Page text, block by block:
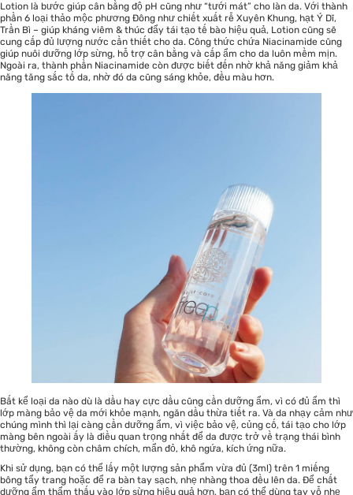
Lotion là bước giúp cân bằng độ pH cũng như “tưới mát” cho làn da. Với thành
phần 6 loại thảo mộc phương Đông như chiết xuất rễ Xuyên Khung, hạt Ý Dĩ,
Trần Bì – giúp kháng viêm & thúc đẩy tái tạo tế bào hiệu quả, Lotion cũng sẽ
cung cấp đủ lượng nước cần thiết cho da. Công thức chứa Niacinamide cũng
giúp nuôi dưỡng lớp sừng, hỗ trợ cân bằng và cấp ẩm cho da luôn mềm mịn.
Ngoài ra, thành phần Niacinamide còn được biết đến nhờ khả năng giảm khả
năng tăng sắc tố da, nhờ đó da cũng sáng khỏe, đều màu hơn.
Bất kể loại da nào dù là dầu hay cực dầu cũng cần dưỡng ẩm, vì có đủ ẩm thì
lớp màng bảo vệ da mới khỏe mạnh, ngăn dầu thừa tiết ra. Và da nhạy cảm như
chúng mình thì lại càng cần dưỡng ẩm, vì việc bảo vệ, củng cố, tái tạo cho lớp
màng bên ngoài ấy là điều quan trọng nhất để da được trở về trạng thái bình
thường, không còn châm chích, mẩn đỏ, khô ngứa, kích ứng nữa.
Khi sử dụng, bạn có thể lấy một lượng sản phẩm vừa đủ (3ml) trên 1 miếng
bông tẩy trang hoặc để ra bàn tay sạch, nhẹ nhàng thoa đều lên da. Để chất
dưỡng ẩm thẩm thấu vào lớp sừng hiệu quả hơn, bạn có thể dùng tay vỗ nhẹ